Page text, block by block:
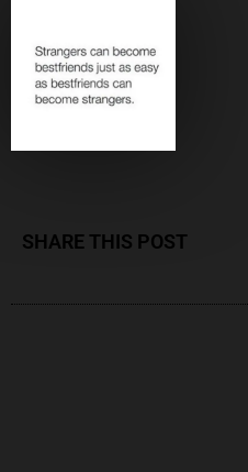
SHARE THIS POST